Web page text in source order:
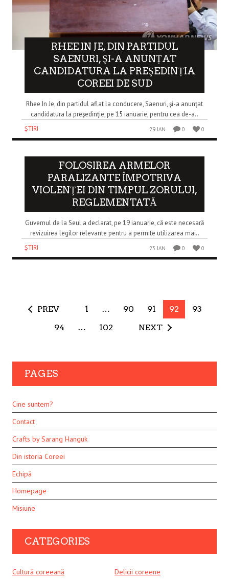
RHEE IN JE, DIN PARTIDUL
SAENURI, ŞI-A ANUNȚAT
CANDIDATURA LA PREŞEDINȚIA
COREEI DE SUD
Rhee In Je, din partidul aflat la conducere, Saenuri, şi-a anunțat
candidatura la preşedinție, pe 15 ianuarie, pentru cea de-a..
ȘTIRI
29 JAN 0 0
FOLOSIREA ARMELOR
PARALIZANTE ÎMPOTRIVA
VIOLENŢEI DIN TIMPUL ZORULUI,
REGLEMENTATĂ
Guvernul de la Seul a declarat, pe 19 ianuarie, că este necesară
revizuirea legilor relevante pentru a permite utilizarea mai..
ȘTIRI
23 JAN 0 0
PREV 1 … 90 91 92
93
94
… 102 NEXT
PAGES
Cine suntem?
Contact
Crafts by Sarang Hanguk
Din istoria Coreei
Echipă
Homepage
Misiune
CATEGORIES
Cultură coreeană
Delicii coreene